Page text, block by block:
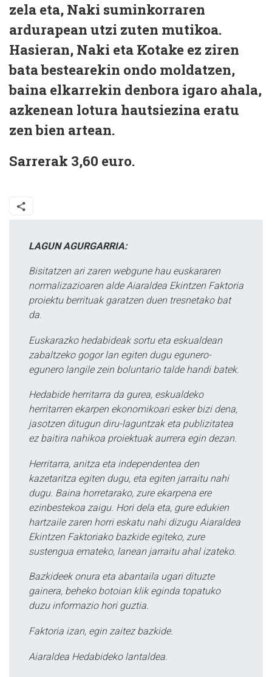
zela eta, Naki suminkorraren
ardurapean utzi zuten mutikoa.
Hasieran, Naki eta Kotake ez ziren
bata bestearekin ondo moldatzen,
baina elkarrekin denbora igaro ahala,
azkenean lotura hautsiezina eratu
zen bien artean.
Sarrerak 3,60 euro.
LAGUN AGURGARRIA:
Bisitatzen ari zaren webgune hau euskararen
normalizazioaren alde Aiaraldea Ekintzen Faktoria
proiektu berrituak garatzen duen tresnetako bat
da.
Euskarazko hedabideak sortu eta eskualdean
zabaltzeko gogor lan egiten dugu egunero-
egunero langile zein boluntario talde handi batek.
Hedabide herritarra da gurea, eskualdeko
herritarren ekarpen ekonomikoari esker bizi dena,
jasotzen ditugun diru-laguntzak eta publizitatea
ez baitira nahikoa proiektuak aurrera egin dezan.
Herritarra, anitza eta independentea den
kazetaritza egiten dugu, eta egiten jarraitu nahi
dugu. Baina horretarako, zure ekarpena ere
ezinbestekoa zaigu. Hori dela eta, gure edukien
hartzaile zaren horri eskatu nahi dizugu Aiaraldea
Ekintzen Faktoriako bazkide egiteko, zure
sustengua emateko, lanean jarraitu ahal izateko.
Bazkideek onura eta abantaila ugari dituzte
gainera, beheko botoian klik eginda topatuko
duzu informazio hori guztia.
Faktoria izan, egin zaitez bazkide.
Aiaraldea Hedabideko lantaldea.